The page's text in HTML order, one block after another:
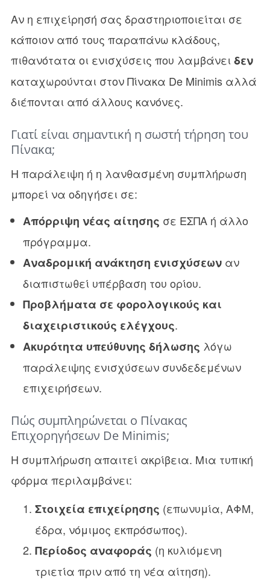
Αν η επιχείρησή σας δραστηριοποιείται σε
κάποιον από τους παραπάνω κλάδους,
πιθανότατα οι ενισχύσεις που λαμβάνει δεν
καταχωρούνται στον Πίνακα De Minimis αλλά
διέπονται από άλλους κανόνες.
Γιατί είναι σημαντική η σωστή τήρηση του
Πίνακα;
Η παράλειψη ή η λανθασμένη συμπλήρωση
μπορεί να οδηγήσει σε:
Απόρριψη νέας αίτησης σε ΕΣΠΑ ή άλλο
πρόγραμμα.
Αναδρομική ανάκτηση ενισχύσεωναν
διαπιστωθεί υπέρβαση του ορίου.
Προβλήματα σε φορολογικούς και
διαχειριστικούς ελέγχους.
Ακυρότητα υπεύθυνης δήλωσης λόγω
παράλειψης ενισχύσεων συνδεδεμένων
επιχειρήσεων.
Πώς συμπληρώνεται ο Πίνακας
Επιχορηγήσεων De Minimis;
Η συμπλήρωση απαιτεί ακρίβεια. Μια τυπική
φόρμα περιλαμβάνει:
Στοιχεία επιχείρησης (επωνυμία, ΑΦΜ,
έδρα, νόμιμος εκπρόσωπος).
Περίοδος αναφοράς (η κυλιόμενη
τριετία πριν από τη νέα αίτηση).